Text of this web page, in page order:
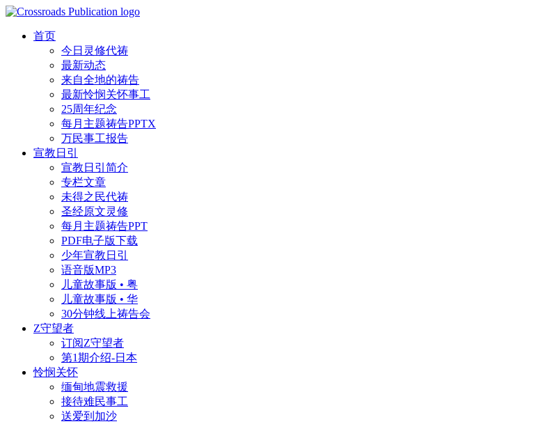
首页
今日灵修代祷
最新动态
来自全地的祷告
最新怜悯关怀事工
25周年纪念
每月主题祷告PPTX
万民事工报告
宣教日引
宣教日引简介
专栏文章
未得之民代祷
圣经原文灵修
每月主题祷告PPT
PDF电子版下载
少年宣教日引
语音版MP3
儿童故事版 • 粤
儿童故事版 • 华
30分钟线上祷告会
Z守望者
订阅Z守望者
第1期介绍-日本
怜悯关怀
缅甸地震救援
接待难民事工
送爱到加沙